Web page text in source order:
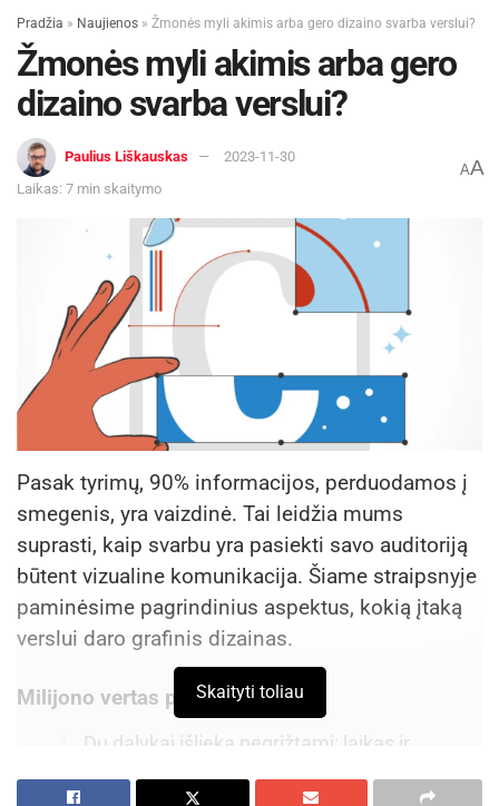
Pradžia » Naujienos » Žmonės myli akimis arba gero dizaino svarba verslui?
Žmonės myli akimis arba gero
dizaino svarba verslui?
Paulius Liškauskas
2023-11-30
Laikas: 7 min skaitymo
AA
Pasak tyrimų, 90% informacijos, perduodamos į
smegenis, yra vaizdinė. Tai leidžia mums
suprasti, kaip svarbu yra pasiekti savo auditoriją
būtent vizualine komunikacija. Šiame straipsnyje
paminėsime pagrindinius aspektus, kokią įtaką
verslui daro grafinis dizainas.
Milijono vertas pirmasis įspūdis
Du dalykai išlieka negrįžtami: laikas ir
amerikiečių rašytoja.
Skaityti toliau